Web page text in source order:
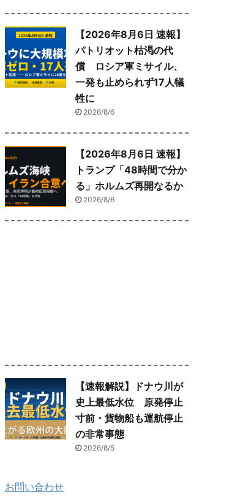
【2026年8月6日 速報】
パトリオット枯渇の代
償 ロシア軍ミサイル、
一発も止められず17人犠
牲に
2026/8/6
【2026年8月6日 速報】
トランプ「48時間で分か
る」ホルムズ再開なるか
2026/8/6
【速報解説】ドナウ川が
史上最低水位 原発停止
寸前・貨物船も運航停止
の非常事態
2026/8/5
お問い合わせ